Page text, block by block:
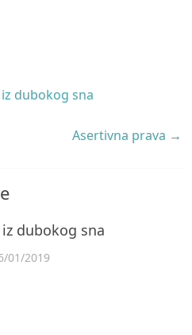
dubokog sna
Asertivna prava →
dubokog sna
01/2019